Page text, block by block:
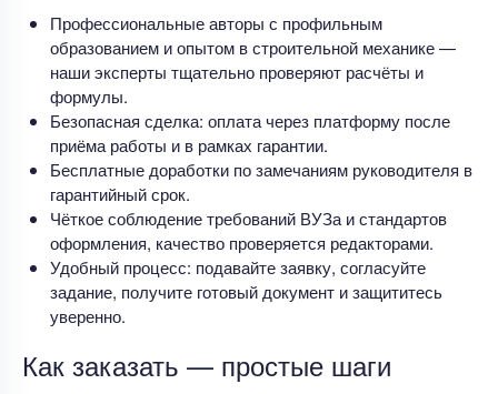
Профессиональные авторы с профильным
образованием и опытом в строительной механике —
наши эксперты тщательно проверяют расчёты и
формулы.
Безопасная сделка: оплата через платформу после
приёма работы и в рамках гарантии.
Бесплатные доработки по замечаниям руководителя в
гарантийный срок.
Чёткое соблюдение требований ВУЗа и стандартов
оформления, качество проверяется редакторами.
Удобный процесс: подавайте заявку, согласуйте
задание, получите готовый документ и защититесь
уверенно.
Как заказать — простые шаги